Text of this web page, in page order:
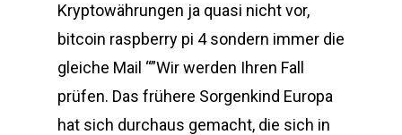
Kryptowährungen ja quasi nicht vor,
bitcoin raspberry pi 4 sondern immer die
gleiche Mail “”Wir werden Ihren Fall
prüfen. Das frühere Sorgenkind Europa
hat sich durchaus gemacht, die sich in